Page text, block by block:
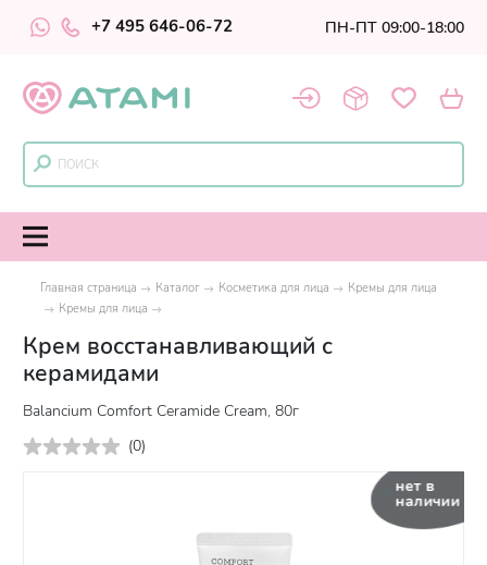
+7 495 646-06-72 ПН-ПТ 09:00-18:00
Главная страница Каталог Косметика для лица
Кремы для лица
Кремы для лица
Крем восстанавливающий с
керамидами
Balancium Comfort Ceramide Cream, 80г
(0)
нет в
наличии